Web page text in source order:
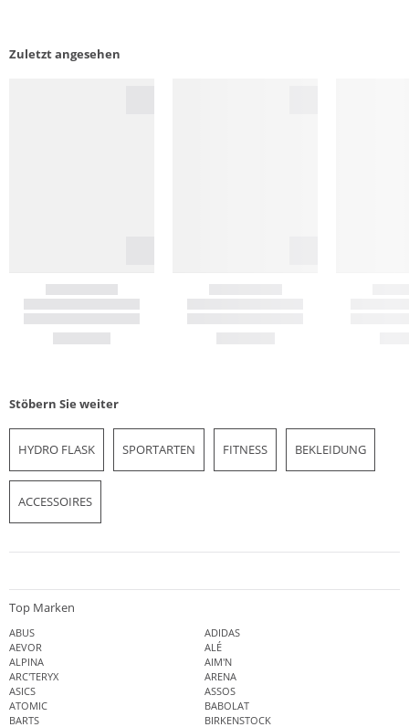
Zuletzt angesehen
Stöbern Sie weiter
HYDRO FLASK SPORTARTEN FITNESS BEKLEIDUNG
ACCESSOIRES
Top Marken
ABUS
ADIDAS
AEVOR
ALÉ
ALPINA
AIM'N
ARC'TERYX
ARENA
ASICS
ASSOS
ATOMIC
BABOLAT
BARTS
BIRKENSTOCK